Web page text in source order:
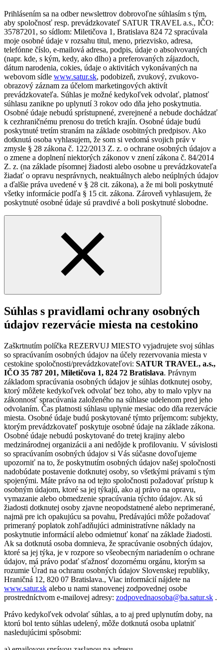
Prihlásením sa na odber newslettrov dobrovoľne súhlasím s tým,
aby spoločnosť resp. prevádzkovateľ SATUR TRAVEL a.s., IČO:
35787201, so sídlom: Miletičova 1, Bratislava 824 72 spracúvala
moje osobné údaje v rozsahu titul, meno, priezvisko, adresa,
telefónne číslo, e-mailová adresa, podpis, údaje o absolvovaných
(napr. kde, s kým, kedy, ako dlho) a preferovaných zájazdoch,
dátum narodenia, cokies, údaje o aktivitách vykonávaných na
webovom sídle www.satur.sk, podobizeň, zvukový, zvukovo-
obrazový záznam za účelom marketingových aktivít
prevádzkovateľa. Súhlas je možné kedykoľvek odvolať, platnosť
súhlasu zanikne po uplynutí 3 rokov odo dňa jeho poskytnutia.
Osobné údaje nebudú sprístupnené, zverejnené a nebude dochádzať
k cezhraničnému prenosu do tretích krajín. Osobné údaje budú
poskytnuté tretím stranám na základe osobitných predpisov. Ako
dotknutá osoba vyhlasujem, že som si vedomá svojich práv v
zmysle § 28 zákona č. 122/2013 Z. z. o ochrane osobných údajov a
o zmene a doplnení niektorých zákonov v znení zákona č. 84/2014
Z. z. (na základe písomnej žiadosti alebo osobne u prevádzkovateľa
žiadať o opravu nesprávnych, neaktuálnych alebo neúplných údajov
a ďalšie práva uvedené v § 28 cit. zákona), a že mi boli poskytnuté
všetky informácie podľa § 15 cit. zákona. Zároveň vyhlasujem, že
poskytnuté osobné údaje sú pravdivé a boli poskytnuté slobodne.
Súhlas s pravidlami ochrany osobných
údajov rezervácie miesta na cestokino
Zaškrtnutím políčka REZERVUJ MIESTO vyjadrujete svoj súhlas
so spracúvaním osobných údajov na účely rezervovania miesta v
cestokine spoločnosti/prevádzkovateľovi: SATUR TRAVEL, a.s.,
IČO 35 787 201, Miletičova 1, 824 72 Bratislava. Právnym
základom spracúvania osobných údajov je súhlas dotknutej osoby,
ktorý môžete kedykoľvek odvolať bez toho, aby to malo vplyv na
zákonnosť spracúvania založeného na súhlase udelenom pred jeho
odvolaním. Čas platnosti súhlasu uplynie mesiac odo dňa rezervácie
miesta. Osobné údaje budú poskytované týmto príjemcom: subjekty,
ktorým prevádzkovateľ poskytuje osobné údaje na základe zákona.
Osobné údaje nebudú poskytované do tretej krajiny alebo
medzinárodnej organizácii a ani nedôjde k profilovaniu. V súvislosti
so spracúvaním osobných údajov si Vás súčasne dovoľujeme
upozorniť na to, že poskytnutím osobných údajov našej spoločnosti
nadobúdate postavenie dotknutej osoby, so všetkými právami s tým
spojenými. Máte právo na od tejto spoločnosti požadovať prístup k
osobným údajom, ktoré sa jej týkajú, ako aj právo na opravu,
vymazanie alebo obmedzenie spracúvania týchto údajov. Ak sú
žiadosti dotknutej osoby zjavne neopodstatnené alebo neprimerané,
najmä pre ich opakujúcu sa povahu, Predávajúci môže požadovať
primeraný poplatok zohľadňujúci administratívne náklady na
poskytnutie informácií alebo odmietnuť konať na základe žiadosti.
Ak sa dotknutá osoba domnieva, že spracúvanie osobných údajov,
ktoré sa jej týka, je v rozpore so všeobecným nariadením o ochrane
údajov, má právo podať sťažnosť dozornému orgánu, ktorým sa
rozumie Úrad na ochranu osobných údajov Slovenskej republiky,
Hraničná 12, 820 07 Bratislava., Viac informácií nájdete na
www.satur.sk alebo u nami stanovenej zodpovednej osobe
prostredníctvom e-mailovej adresy: zodpovednaosoba@ba.satur.sk .
Právo kedykoľvek odvolať súhlas, a to aj pred uplynutím doby, na
ktorú bol tento súhlas udelený, môže dotknutá osoba uplatniť
nasledujúcimi spôsobmi: